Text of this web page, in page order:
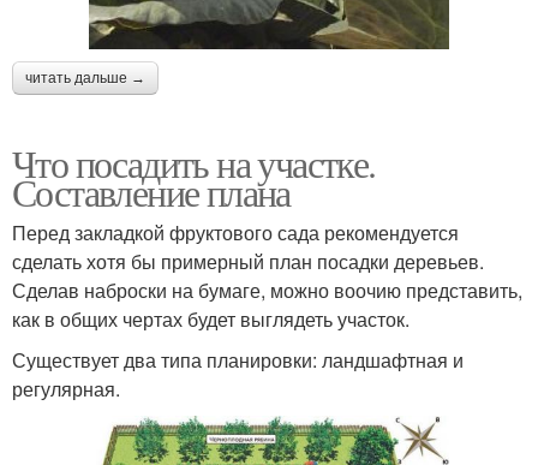
читать дальше →
Что посадить на участке.
Составление плана
Перед закладкой фруктового сада рекомендуется
сделать хотя бы примерный план посадки деревьев.
Сделав наброски на бумаге, можно воочию представить,
как в общих чертах будет выглядеть участок.
Существует два типа планировки: ландшафтная и
регулярная.